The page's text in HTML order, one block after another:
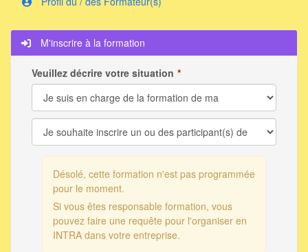
M'inscrire à la formation
Veuillez décrire votre situation
Désolé, cette formation n'est pas programmée
pour le moment.
Si vous êtes responsable formation, vous
pouvez faire une requête pour l'organiser en
INTRA dans votre entreprise.